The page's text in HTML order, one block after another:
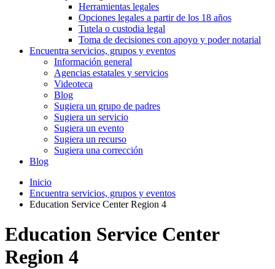
Herramientas legales
Opciones legales a partir de los 18 años
Tutela o custodia legal
Toma de decisiones con apoyo y poder notarial
Encuentra servicios, grupos y eventos
Información general
Agencias estatales y servicios
Videoteca
Blog
Sugiera un grupo de padres
Sugiera un servicio
Sugiera un evento
Sugiera un recurso
Sugiera una corrección
Blog
Inicio
Encuentra servicios, grupos y eventos
Education Service Center Region 4
Education Service Center
Region 4